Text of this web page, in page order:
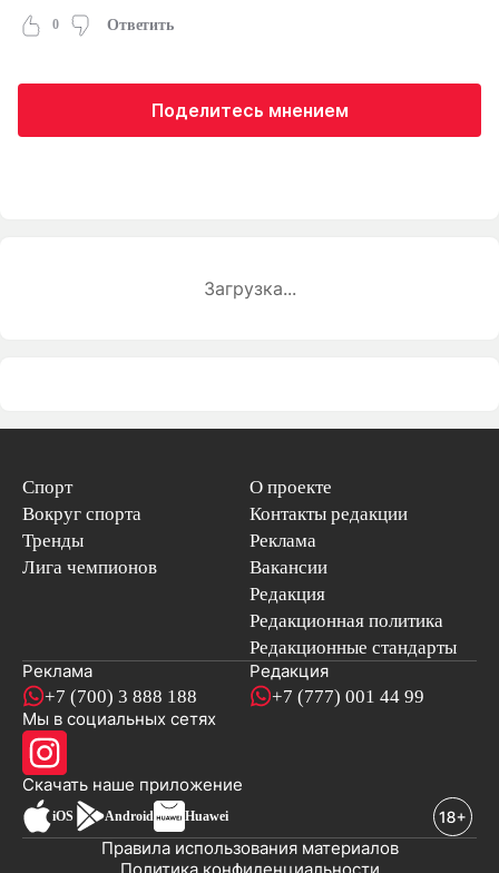
0 Ответить
Поделитесь мнением
Загрузка...
Спорт
Вокруг спорта
Тренды
Лига чемпионов
О проекте
Контакты редакции
Реклама
Вакансии
Редакция
Редакционная политика
Редакционные стандарты
Реклама
+7 (700) 3 888 188
Редакция
+7 (777) 001 44 99
Мы в социальных сетях
Скачать наше приложениеновостей
iOS Android Huawei
Правила использования материалов